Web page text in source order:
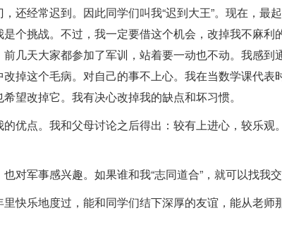
还经常迟到。因此同学们叫我“迟到大王”。现在，最
个挑战。不过，我一定要借这个机会，改掉我不麻利
几天大家都参加了军训，站着要一动也不动。我感到
掉这个毛病。对自己的事不上心。我在当数学课代表
望改掉它。我有决心改掉我的缺点和坏习惯。
优点。我和父母讨论之后得出：较有上进心，较乐观
对军事感兴趣。如果谁和我“志同道合”，就可以找我交
快乐地度过，能和同学们结下深厚的友谊，能从老师